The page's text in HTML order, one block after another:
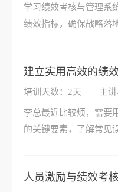
学习绩效考核与管理系
绩效指标，确保战略落
建立实用高效的绩
培训天数：2天 主
李总最近比较烦，需要
的关键要素，了解常见
人员激励与绩效考